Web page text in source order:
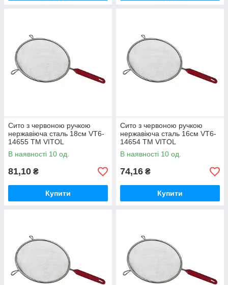
Сито з червоною ручкою
нержавіюча сталь 18см VT6-
14655 ТМ VITOL
В наявності 10 од.
81,10 ₴
Купити
Сито з червоною ручкою
нержавіюча сталь 16см VT6-
14654 ТМ VITOL
В наявності 10 од.
74,16 ₴
Купити